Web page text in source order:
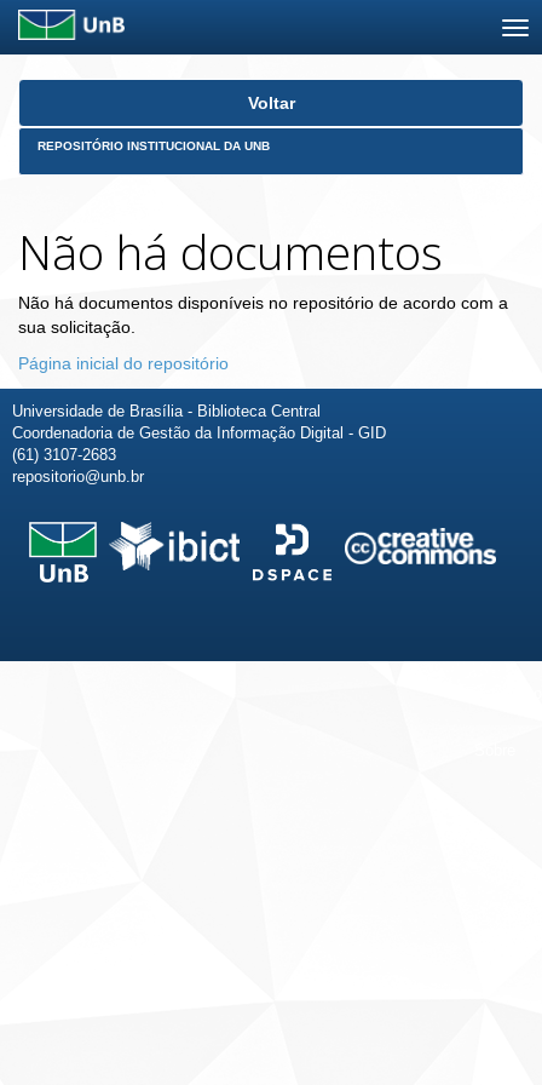
Skip
Voltar
REPOSITÓRIO INSTITUCIONAL DA UNB
Não há documentos
Não há documentos disponíveis no repositório de acordo com a
sua solicitação.
Página inicial do repositório
Universidade de Brasília - Biblioteca Central
Coordenadoria de Gestão da Informação Digital - GID
(61) 3107-2683
repositorio@unb.br